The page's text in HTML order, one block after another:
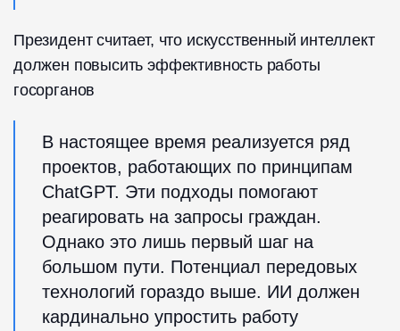
Президент считает, что искусственный интеллект
должен повысить эффективность работы
госорганов
В настоящее время реализуется ряд
проектов, работающих по принципам
ChatGPT. Эти подходы помогают
реагировать на запросы граждан.
Однако это лишь первый шаг на
большом пути. Потенциал передовых
технологий гораздо выше. ИИ должен
кардинально упростить работу